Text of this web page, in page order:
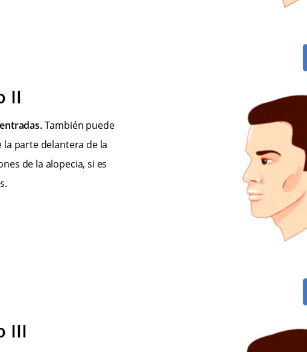
II
También puede
parte delantera de la
de la alopecia, si es
III